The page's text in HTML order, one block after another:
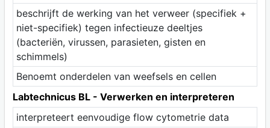
beschrijft de werking van het verweer (specifiek +
niet-specifiek) tegen infectieuze deeltjes
(bacteriën, virussen, parasieten, gisten en
schimmels)
Benoemt onderdelen van weefsels en cellen
Labtechnicus BL - Verwerken en interpreteren
interpreteert eenvoudige flow cytometrie data